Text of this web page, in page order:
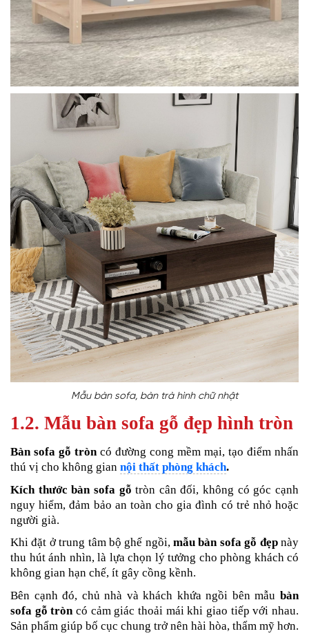
Mẫu bàn sofa, bàn trà hình chữ nhật
1.2. Mẫu bàn sofa gỗ đẹp hình tròn
Bàn sofa gỗ tròn có đường cong mềm mại, tạo điểm nhấn
thú vị cho không gian nội thất phòng khách.
Kích thước bàn sofa gỗ tròn cân đối, không có góc cạnh
nguy hiểm, đảm bảo an toàn cho gia đình có trẻ nhỏ hoặc
người già.
Khi đặt ở trung tâm bộ ghế ngồi,mẫu bàn sofa gỗ đẹpnày
thu hút ánh nhìn, là lựa chọn lý tưởng cho phòng khách có
không gian hạn chế, ít gây cồng kềnh.
Bên cạnh đó, chủ nhà và khách khứa ngồi bên mẫu bàn
sofa gỗ tròn có cảm giác thoải mái khi giao tiếp với nhau.
Sản phẩm giúp bố cục chung trở nên hài hòa, thẩm mỹ hơn.